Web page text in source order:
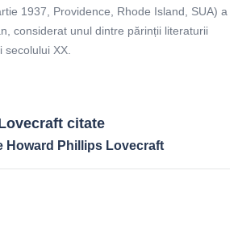
1937, Providence, Rhode Island, SUA) a
considerat unul dintre părinții literaturii
XX.
citate
Howard Phillips Lovecraft